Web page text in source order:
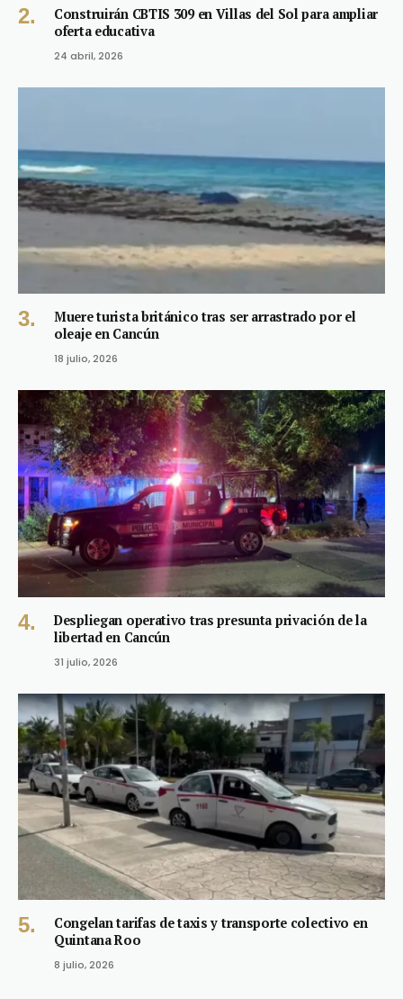
Construirán CBTIS 309 en Villas del Sol para ampliar
oferta educativa
24 abril, 2026
Muere turista británico tras ser arrastrado por el
oleaje en Cancún
18 julio, 2026
Despliegan operativo tras presunta privación de la
libertad en Cancún
31 julio, 2026
Congelan tarifas de taxis y transporte colectivo en
Quintana Roo
8 julio, 2026